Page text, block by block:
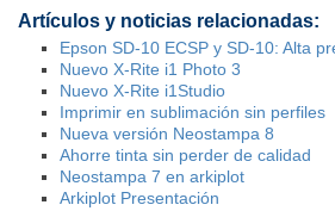
Artículos y noticias relacionadas:
Epson SD-10 ECSP y SD-10: Alta
Nuevo X-Rite i1 Photo 3
Nuevo X-Rite i1Studio
Imprimir en sublimación sin perfiles
Nueva versión Neostampa 8
Ahorre tinta sin perder de calidad
Neostampa 7 en arkiplot
Arkiplot Presentación